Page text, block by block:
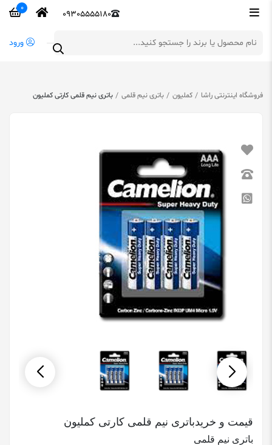
09305555180
0
ورود
فروشگاه اینترنتی راشا کملیون باتری نیم قلمی باتری نیم قلمی کارتی کملیون
قیمت و خریدباتری نیم قلمی کارتی کملیون
باتری نیم قلمی